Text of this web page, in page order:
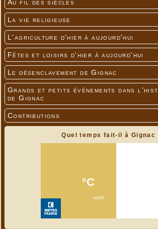
Au fil des siècles
La vie religieuse
L'agriculture d'hier à aujourd'hui
Fêtes et loisirs d'hier à aujourd'hui
Le désenclavement de Gignac
Grands et petits événements dans
de Gignac
Contributions
Quel temps fait-il à
---